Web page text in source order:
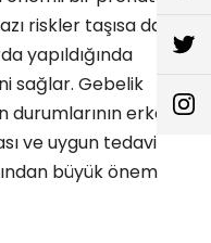
riskler taşısa da,
yapıldığında
sağlar. Gebelik
erken
ve uygun tedavi
büyük önem